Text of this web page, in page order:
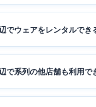
でウェアをレンタルでき
で系列の他店舗も利用で